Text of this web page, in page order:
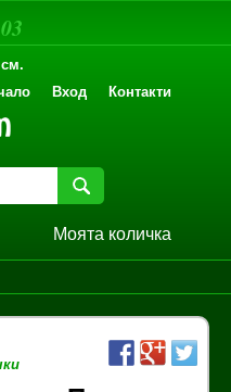
Вход Контакти
Моята количка